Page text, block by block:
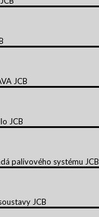
JCB
JCB
palivového systému JCB
JCB